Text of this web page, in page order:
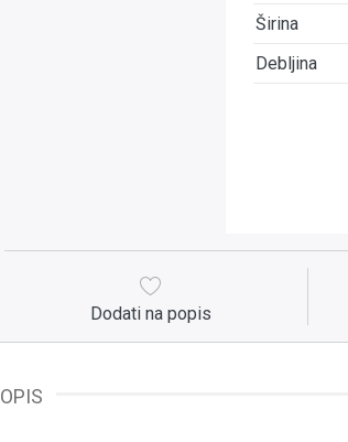
Širina
Debljina
Dodati na popis
OPIS